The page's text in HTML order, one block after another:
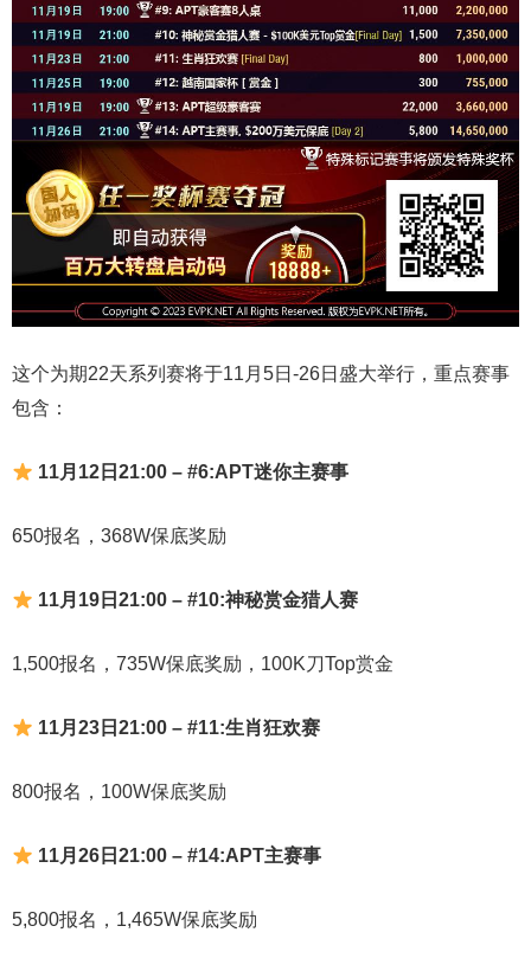
这个为期22天系列赛将于11月5日-26日盛大举行，重点赛事
包含：
11月12日21:00 – #6:APT迷你主赛事
650报名，368W保底奖励
11月19日21:00 – #10:神秘赏金猎人赛
1,500报名，735W保底奖励，100K刀Top赏金
11月23日21:00 – #11:生肖狂欢赛
800报名，100W保底奖励
11月26日21:00 – #14:APT主赛事
5,800报名，1,465W保底奖励